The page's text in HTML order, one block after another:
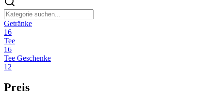
Getränke
16
Tee
16
Tee Geschenke
12
Preis